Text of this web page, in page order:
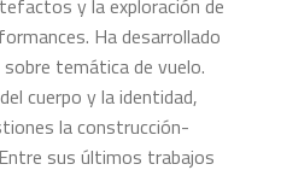
y la exploración de
Ha desarrollado
temática de vuelo.
cuerpo y la identidad,
la construcción-
sus últimos trabajos